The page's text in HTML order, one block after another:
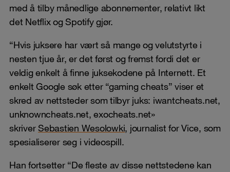
med å tilby månedlige abonnementer, relativt likt
det Netflix og Spotify gjør.
“Hvis juksere har vært så mange og velutstyrte i
nesten tjue år, er det først og fremst fordi det er
veldig enkelt å finne juksekodene på Internett. Et
enkelt Google søk etter “gaming cheats” viser et
skred av nettsteder som tilbyr juks: iwantcheats.net,
unknowncheats.net, exocheats.net»
skriverSebastien Wesolowki, journalist for Vice, som
spesialiserer seg i videospill.
Han fortsetter “De fleste av disse nettstedene kan